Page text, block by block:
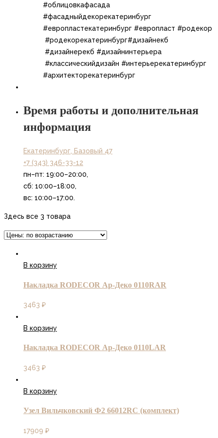
#облицовкафасада
#фасадныйдекорекатеринбург
#европластекатеринбург #европласт​​ #родекор​
#родекорекатеринбург​​#дизайнекб​
#дизайнерекб​ ​#дизайнинтерьера​
#классическийдизайн​ #интерьерекатеринбург​
#архитекторекатеринбург
Время работы и дополнительная
информация
Екатеринбург, Базовый 47
+7 (343) 346-33-12
пн–пт: 19:00–20:00,
сб: 10:00–18:00,
вс: 10:00–17:00.
Здесь все 3 товара
В корзину
Накладка RODECOR Ар-Деко 0110RAR
3463 ₽
В корзину
Накладка RODECOR Ар-Деко 0110LAR
3463 ₽
В корзину
Узел Вильчковский Ф2 66012RC (комплект)
17909 ₽